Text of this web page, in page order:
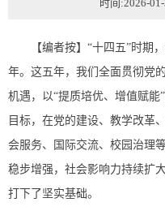
时间:2026-
【编者按】“十四五”时期
年。这五年，我们全面贯彻党
机遇，以“提质培优、增值赋
目标，在党的建设、教学改革
会服务、国际交流、校园治理
稳步增强，社会影响力持续扩
打下了坚实基础。